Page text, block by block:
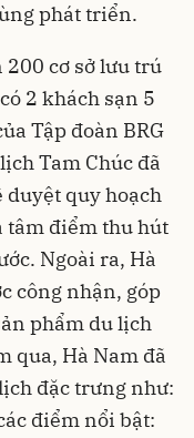
phát triển.
cơ sở lưu trú
2 khách sạn 5
Tập đoàn BRG
Tam Chúc đã
duyệt quy hoạch
tâm điểm thu hút
Ngoài ra, Hà
công nhận, góp
phẩm du lịch
qua, Hà Nam đã
đặc trưng như:
điểm nổi bật: